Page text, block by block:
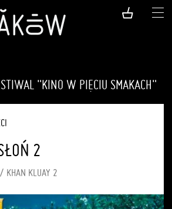
"KINO W PIĘCIU SMAKACH"
2
KHAN KLUAY 2